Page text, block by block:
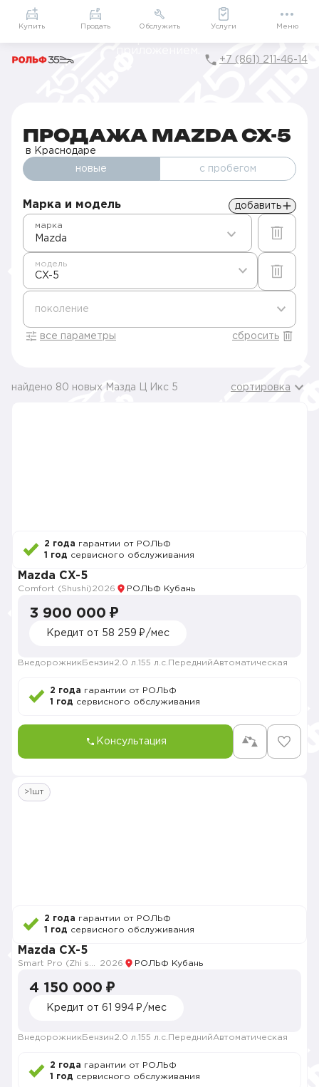
Приложение
Мой РОЛЬФ
Подарки внутри
+7 (861) 211-46-14
ПРОДАЖА MAZDA CX-5
в Краснодаре
новые с пробегом
Марка и модель добавить
Mazda
марка
CX-5
модель
поколение
все параметры сбросить
найдено 80 новых Мазда Ц Икс 5 сортировка
2 года гарантии от РОЛЬФ
1 год сервисного обслуживания
Mazda CX-5
Comfort (Shushi)2026 РОЛЬФ Кубань
3 900 000 ₽
Кредит от 58 259 ₽/мес
Внедорожник Бензин2.0 л. 155 л.с. ПереднийАвтоматическая
2 года гарантии от РОЛЬФ
1 год сервисного обслуживания
Консультация
>1шт
2 года гарантии от РОЛЬФ
1 год сервисного обслуживания
Mazda CX-5
2026 РОЛЬФ Кубань
4 150 000 ₽
Кредит от 61 994 ₽/мес
Внедорожник Бензин2.0 л. 155 л.с. ПереднийАвтоматическая
2 года гарантии от РОЛЬФ
1 год сервисного обслуживания
Купить Продать Обслужить Услуги Меню